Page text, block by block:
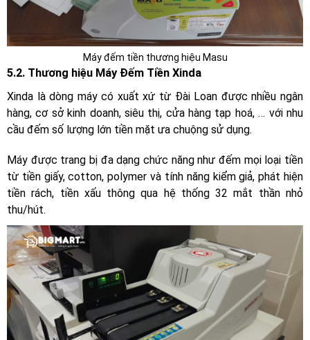
Máy đếm tiền thương hiệu Masu
5.2. Thương hiệu Máy Đếm Tiền Xinda
Xinda là dòng máy có xuất xứ từ Đài Loan được nhiều ngân
hàng, cơ sở kinh doanh, siêu thị, cửa hàng tạp hoá, … với nhu
cầu đếm số lượng lớn tiền mặt ưa chuộng sử dụng.
Máy được trang bị đa dạng chức năng như đếm mọi loại tiền
từ tiền giấy, cotton, polymer và tính năng kiểm giả, phát hiện
tiền rách, tiền xấu thông qua hệ thống 32 mắt thần nhỏ
thu/hút.